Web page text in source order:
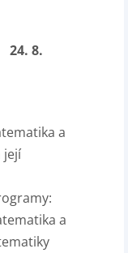
a
její
a